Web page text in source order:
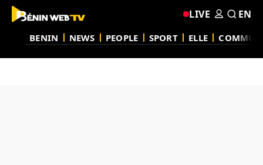
BENIN NEWS PEOPLE SPORT ELLE
LIVE EN